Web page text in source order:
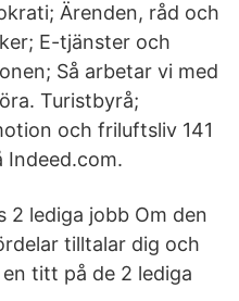
Ärenden, råd och
E-tjänster och
Så arbetar vi med
Turistbyrå;
och friluftsliv 141
Indeed.com.
lediga jobb Om den
tilltalar dig och
titt på de 2 lediga